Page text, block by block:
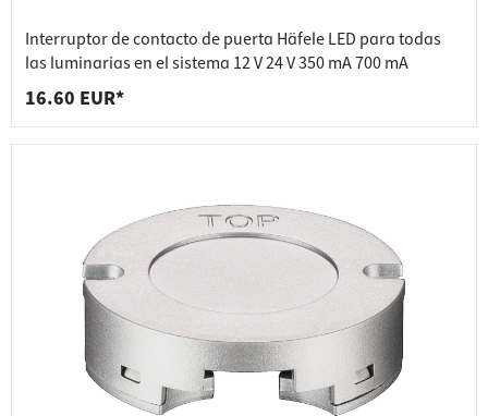
Interruptor de contacto de puerta Häfele LED para todas
las luminarias en el sistema 12 V 24 V 350 mA 700 mA
16.60 EUR*